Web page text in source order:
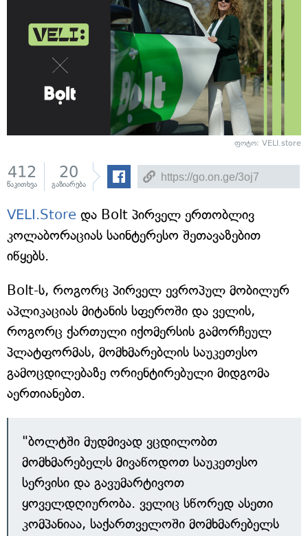
ფოტო: VELI.store
412
წაკითხვა
20
გაზიარება
VELI.Store და Bolt პირველ ერთობლივ
კოლაბორაციას საინტერესო შეთავაზებით
იწყებს.
Bolt-ს, როგორც პირველ ევროპულ მობილურ
აპლიკაციას მიტანის სფეროში და ველის,
როგორც ქართული იქომერსის გამორჩეულ
პლატფორმას, მომხმარებლის საუკეთესო
გამოცდილებაზე ორიენტირებული მიდგომა
აერთიანებთ.
"ბოლტში მუდმივად ვცდილობთ
მომხმარებელს მივაწოდოთ საუკეთესო
სერვისი და გავუმარტივოთ
ყოველდღიურობა. ველიც სწორედ ასეთი
კომპანიაა, საქართველოში მომხმარებელს